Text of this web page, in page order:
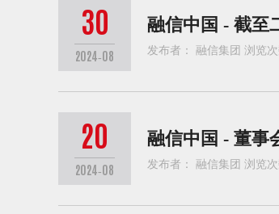
30
2024-08
融信中国 - 截至
发布者： 融信集团 浏览
20
2024-08
融信中国 - 董事
发布者： 融信集团 浏览